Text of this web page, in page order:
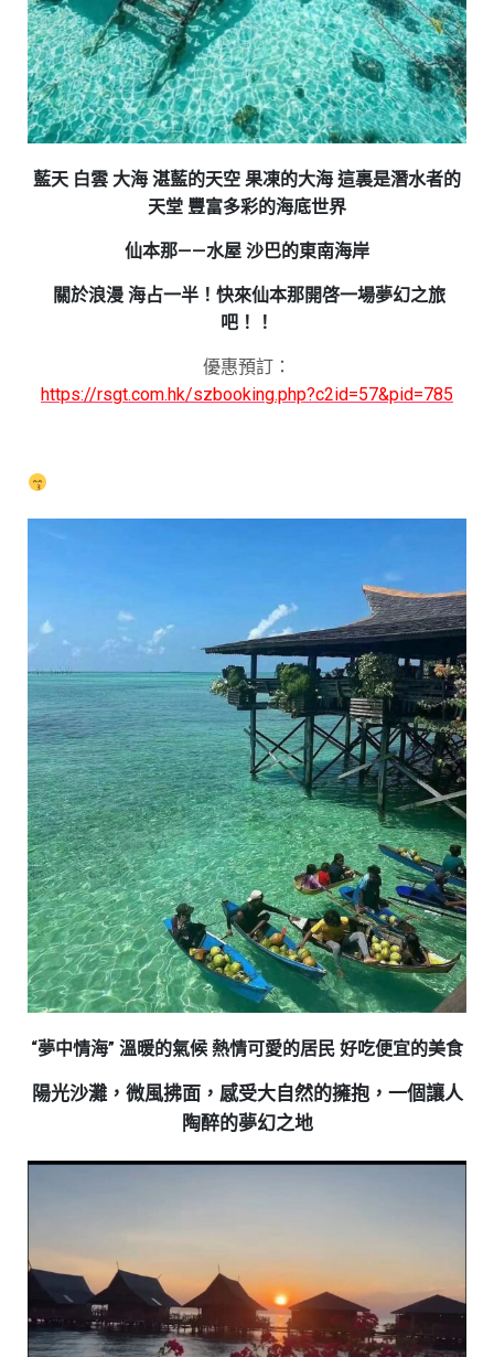
藍天 白雲 大海 湛藍的天空 果凍的大海 這裏是潛水者的
天堂 豐富多彩的海底世界
仙本那——水屋 沙巴的東南海岸
關於浪漫 海占一半！快來仙本那開啓一場夢幻之旅
吧！！
優惠預訂：
https://rsgt.com.hk/szbooking.php?c2id=57&pid=785
“夢中情海” 溫暖的氣候 熱情可愛的居民 好吃便宜的美食
陽光沙灘，微風拂面，感受大自然的擁抱，一個讓人
陶醉的夢幻之地